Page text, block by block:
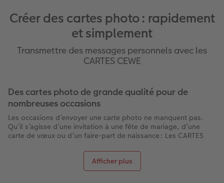
Créer des cartes photo : rapidement
et simplement
Transmettre des messages personnels avec les
CARTES CEWE
Afficher plus
Des cartes photo de grande qualité pour de
nombreuses occasions
Les occasions d’envoyer une carte photo ne manquent pas.
Qu’il s’agisse d’une invitation à une fête de mariage, d’une
carte de vœux ou d’un faire-part de naissance : Les CARTES
messages. Créez des cartes uniques avec vos propres photos
sous la forme de cartes postales en différents formats. Elles
sont inscriptibles et imprimables d’un côté. Profitez des